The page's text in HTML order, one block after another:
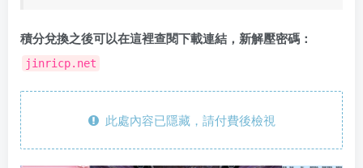
積分兌換之後可以在這裡查閱下載連結，新解壓密碼：
jinricp.net
此處內容已隱藏，請付費後檢視